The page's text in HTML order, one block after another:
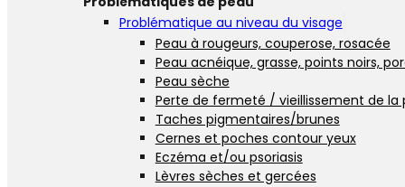
Problématique au niveau du visage
Peau à rougeurs, couperose, rosacée
Peau acnéique, grasse, points noirs,
Peau sèche
Perte de fermeté / vieillissement de la
Taches pigmentaires/brunes
Cernes et poches contour yeux
Eczéma et/ou psoriasis
Lèvres sèches et gercées